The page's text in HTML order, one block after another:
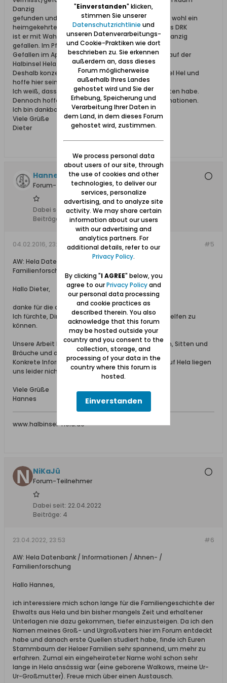
Danzig
gefunden und hatte beide Beine verloren. Das hat wohl ein
heimgekehrter Soldat berichtet. Nach Auskunft des DRK
ist er mit Wahrscheinlichkeit Ende März im Raum Danzig
gefallen. Im Pfarrbrief Lutzerath von 1971 steht:
Gefallen im April 1945 bei den schweren Kämpfen auf der
Halbinsel Hela/Danziger Bucht.
Deshalb konzentriere ich mich nun auf die Halbinsel Hel und
hoffe hier sein Schicksal klären zu können.
Ich weiß, dass ich schon viele Informationen erhalten habe.
Dennoch hoffe ich noch auf weiterführende Informationen.
Ich bin dankbar für weitere Hinweise.
Viele Grüße
Dieter
HannesH
Forum-Teilnehmer
Dabei seit:18.06.2014
Beiträge:
50
#5
04.02.2016, 23:44
AW: Hela Datenbank / Informationen / Ahnen- /
Familienforschung
Hallo Dieter,
danke für die ausführliche Beschreibung.
Ich fürchte, Dir nicht mit weiteren Informationen helfen zu
können.
Unsere Arbeit bezieht sich eher auf Helaer Familien, Sitten und
Bräuche und die Geschichte Helas.
Konkrete Informationen zu Soldatenschicksalen auf Hela liegen
uns leider nicht vor.
Viele Grüße
Hannes
www.halbinsel-hela.de
NiKaJü
Forum-Teilnehmer
Dabei seit: 22.04.2022
Beiträge: 4
#6
23.04.2022, 23:53
AW: Hela Datenbank / Informationen / Ahnen- /
Familienforschung
Hallo Hannes,
ich interessiere mich schon lange für die Familiengeschichte der
Ehwalts aus Hela und bin bisher mangels Zeit und erhaltener
Unterlagen nie dazu gekommen, tiefer einzusteigen. Da ich den
Namen meines Groß- und Urgroßvaters hier im Forum entdeckt
habe und danach erste Quellen studiert habe, finde ich Euren
Stammbaum der Helaer Familien sehr spannend, um mehr zu
erfahren. Zumal ein eingeheirateter Name wohl schon sehr
lange in Hela ansässig war (eine geborene Walkows, meine Ur-
Ur-Großmutter). Freue mich über einen Austausch.
"Einverstanden" klicken,
stimmen Sie unserer
Datenschutzrichtlinie und
unseren Datenverarbeitungs-
und Cookie-Praktiken wie dort
beschrieben zu. Sie erkennen
außerdem an, dass dieses
Forum möglicherweise
außerhalb Ihres Landes
gehostet wird und Sie der
Erhebung, Speicherung und
Verarbeitung Ihrer Daten in
dem Land, in dem dieses Forum
gehostet wird, zustimmen.
We process personal data
about users of our site, through
the use of cookies and other
technologies, to deliver our
services, personalize
advertising, and to analyze site
activity. We may share certain
information about our users
with our advertising and
analytics partners. For
additional details, refer to our
Privacy Policy.
By clicking "I AGREE" below, you
agree to ourPrivacy Policyand
our personal data processing
and cookie practices as
described therein. You also
acknowledge that this forum
may be hosted outside your
country and you consent to the
collection, storage, and
processing of your data in the
country where this forum is
hosted.
Einverstanden